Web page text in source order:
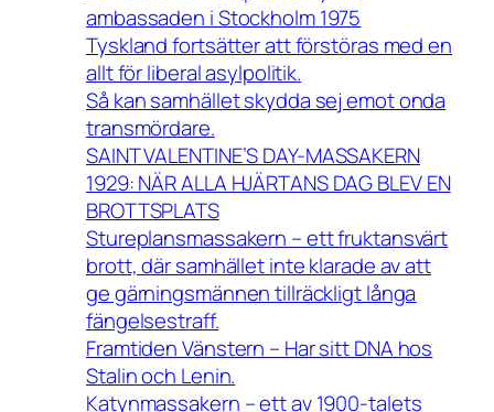
ambassaden i Stockholm 1975
Tyskland fortsätter att förstöras med en
allt för liberal asylpolitik.
Så kan samhället skydda sej emot onda
transmördare.
SAINT VALENTINE’S DAY-MASSAKERN
1929: NÄR ALLA HJÄRTANS DAG BLEV EN
BROTTSPLATS
Stureplansmassakern – ett fruktansvärt
brott, där samhället inte klarade av att
ge gärningsmännen tillräckligt långa
fängelsestraff.
Framtiden Vänstern – Har sitt DNA hos
Stalin och Lenin.
Katynmassakern – ett av 1900-talets